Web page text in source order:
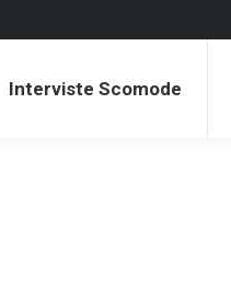
Interviste Scomode